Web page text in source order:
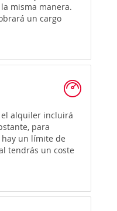
misma manera.
un cargo
el alquiler incluirá
para
hay un límite de
tendrás un coste